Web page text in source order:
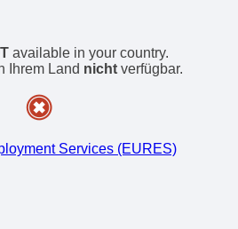
available in your country.
Ihrem Land nicht verfügbar.
Services (EURES)